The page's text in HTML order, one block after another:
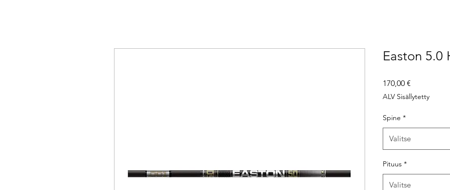
Easton 5.0
170,00 €
ALV Sisällytetty
Spine *
Valitse
Pituus *
Valitse